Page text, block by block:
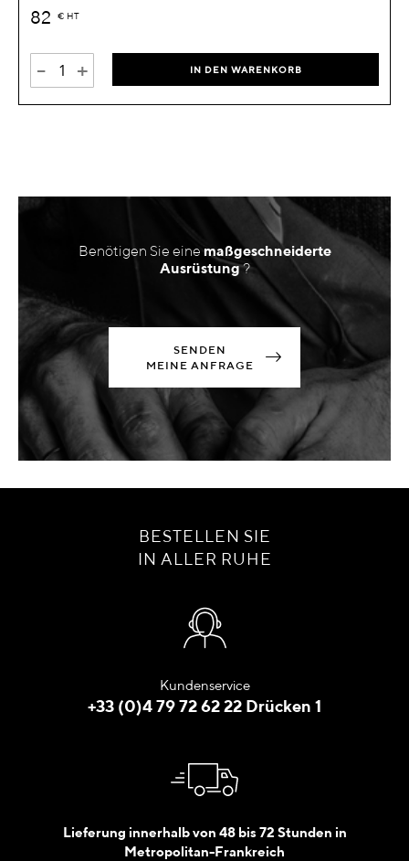
82 € HT
- + IN DEN WARENKORB
Benötigen Sie einemaßgeschneiderte
Ausrüstung?
SENDEN
MEINE ANFRAGE
BESTELLEN SIE
IN ALLER RUHE
Kundenservice
+33 (0)4 79 72 62 22 Drücken 1
Lieferung innerhalb von 48 bis 72 Stunden in
Metropolitan-Frankreich